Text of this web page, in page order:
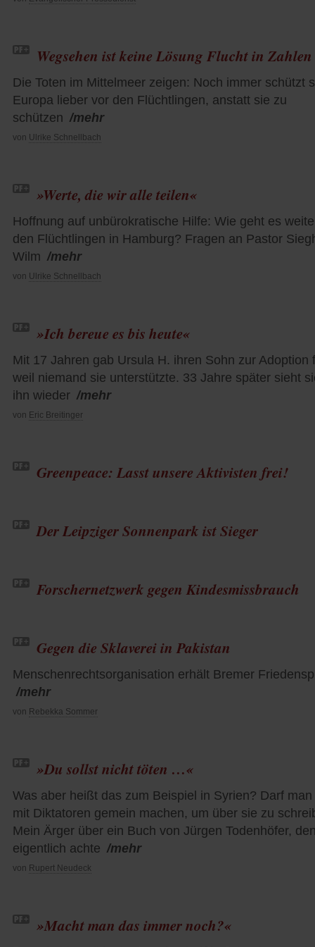
Wegsehen ist keine Lösung Flucht in Zahlen
Die Toten im Mittelmeer zeigen: Noch immer schützt
Europa lieber vor den Flüchtlingen, anstatt sie zu
schützen /mehr
von Ulrike Schnellbach
»Werte, die wir alle teilen«
Hoffnung auf unbürokratische Hilfe: Wie geht es
den Flüchtlingen in Hamburg? Fragen an Pastor
Wilm /mehr
von Ulrike Schnellbach
»Ich bereue es bis heute«
Mit 17 Jahren gab Ursula H. ihren Sohn zur Adoption
weil niemand sie unterstützte. 33 Jahre später sieht
ihn wieder /mehr
von Eric Breitinger
Greenpeace: Lasst unsere Aktivisten frei!
Der Leipziger Sonnenpark ist Sieger
Forschernetzwerk gegen Kindesmissbrauch
Gegen die Sklaverei in Pakistan
Menschenrechtsorganisation erhält Bremer
/mehr
von Rebekka Sommer
»Du sollst nicht töten …«
Was aber heißt das zum Beispiel in Syrien? Darf man
mit Diktatoren gemein machen, um über sie zu
Mein Ärger über ein Buch von Jürgen Todenhöfer,
eigentlich achte /mehr
von Rupert Neudeck
»Macht man das immer noch?«